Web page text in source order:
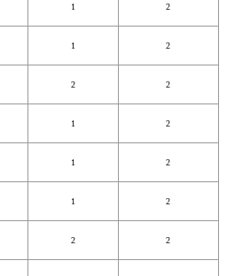
1 2
1 2
2 2
1 2
1 2
1 2
2 2